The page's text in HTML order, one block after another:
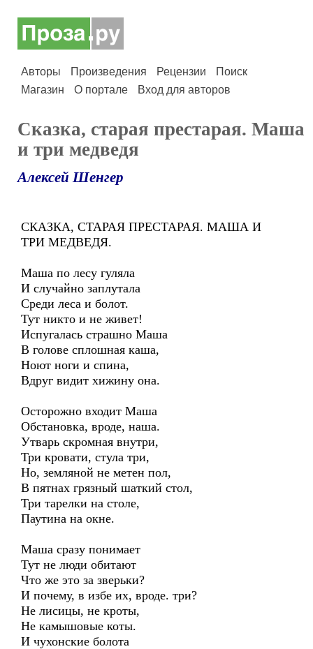
Авторы Произведения Рецензии
Поиск
Магазин
О портале Вход для авторов
Сказка, старая престарая. Маша
и три медведя
Алексей Шенгер
СКАЗКА, СТАРАЯ ПРЕСТАРАЯ. МАША И
ТРИ МЕДВЕДЯ.
Маша по лесу гуляла
И случайно заплутала
Среди леса и болот.
Тут никто и не живет!
Испугалась страшно Маша
В голове сплошная каша,
Ноют ноги и спина,
Вдруг видит хижину она.
Осторожно входит Маша
Обстановка, вроде, наша.
Утварь скромная внутри,
Три кровати, стула три,
Но, земляной не метен пол,
В пятнах грязный шаткий стол,
Три тарелки на столе,
Паутина на окне.
Маша сразу понимает
Тут не люди обитают
Что же это за зверьки?
И почему, в избе их, вроде. три?
Не лисицы, не кроты,
Не камышовые коты.
И чухонские болота